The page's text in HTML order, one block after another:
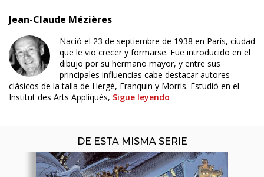
Jean-Claude Mézières
Nació el 23 de septiembre de 1938 en París, ciudad
que le vio crecer y formarse. Fue introducido en el
dibujo por su hermano mayor, y entre sus
principales influencias cabe destacar autores
clásicos de la talla de Hergé, Franquin y Morris. Estudió en el
Institut des Arts Appliqués, Sigue leyendo
DE ESTA MISMA SERIE